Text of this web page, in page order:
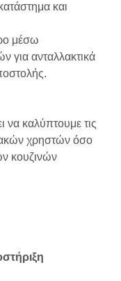
και
μέσω
για ανταλλακτικά
να καλύπτουμε τις
χρηστών όσο
κουζινών